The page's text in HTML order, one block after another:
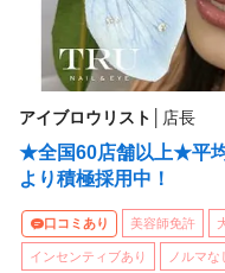
アイブロウリスト 店長
★全国60店舗以上★平
より積極採用中！
口コミあり 美容師免許
インセンティブあり ノルマな